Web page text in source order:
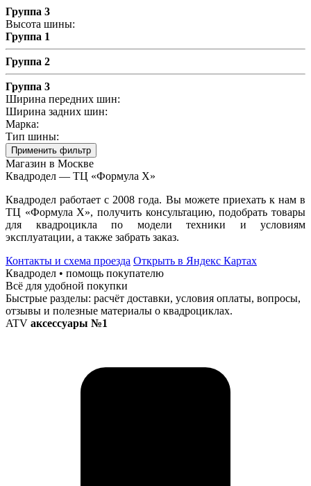
Группа 3
Высота шины:
Группа 1
Группа 2
Группа 3
Ширина передних шин:
Ширина задних шин:
Марка:
Тип шины:
Применить фильтр
Магазин в Москве
Квадродел — ТЦ «Формула Х»
Квадродел работает с 2008 года. Вы можете приехать к нам в
ТЦ «Формула Х», получить консультацию, подобрать товары
для квадроцикла по модели техники и условиям
эксплуатации, а также забрать заказ.
Контакты и схема проезда Открыть в Яндекс Картах
Квадродел • помощь покупателю
Всё для удобной покупки
Быстрые разделы: расчёт доставки, условия оплаты, вопросы,
отзывы и полезные материалы о квадроциклах.
ATV аксессуары №1